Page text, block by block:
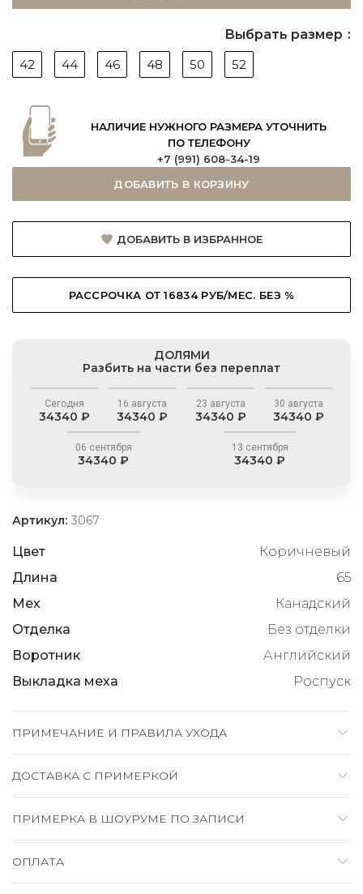
Выбрать размер
42
44 46 48 50 52
НАЛИЧИЕ НУЖНОГО РАЗМЕРА УТОЧНИТЬ
ПО ТЕЛЕФОНУ
+7 (991) 608-34-19
ДОБАВИТЬ В КОРЗИНУ
ДОБАВИТЬ В ИЗБРАННОЕ
РАССРОЧКА ОТ 16834 РУБ/МЕС. БЕЗ %
ДОЛЯМИ
Разбить на части без переплат
Сегодня
34340 ₽
16 августа
34340 ₽
23 августа
34340 ₽
30 августа
34340 ₽
06 сентября
34340 ₽
13 сентября
34340 ₽
Артикул: 3067
Цвет
Коричневый
Длина
65
Мех
Канадский
Отделка
Без отделки
Воротник
Английский
Выкладка меха
Роспуск
ПРИМЕЧАНИЕ И ПРАВИЛА УХОДА
ДОСТАВКА C ПРИМЕРКОЙ
ПРИМЕРКА В ШОУРУМЕ ПО ЗАПИСИ
ОПЛАТА